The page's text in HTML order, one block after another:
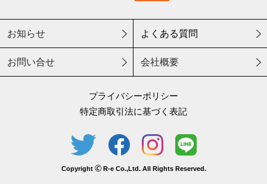
お知らせ よくある質問
お問い合せ 会社概要
プライバシーポリシー
特定商取引法に基づく表記
Copyright 🄫 R-e Co.,Ltd. All Rights Reserved.